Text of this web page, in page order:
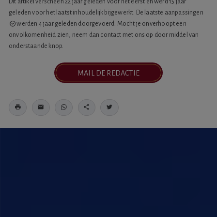
geleden voor het laatst inhoudelijk bijgewerkt. De laatste aanpassingen
werden 4 jaar geleden doorgevoerd. Mocht je onverhoopt een
onvolkomenheid zien, neem dan contact met ons op door middel van
onderstaande knop.
MAIL DE REDACTIE